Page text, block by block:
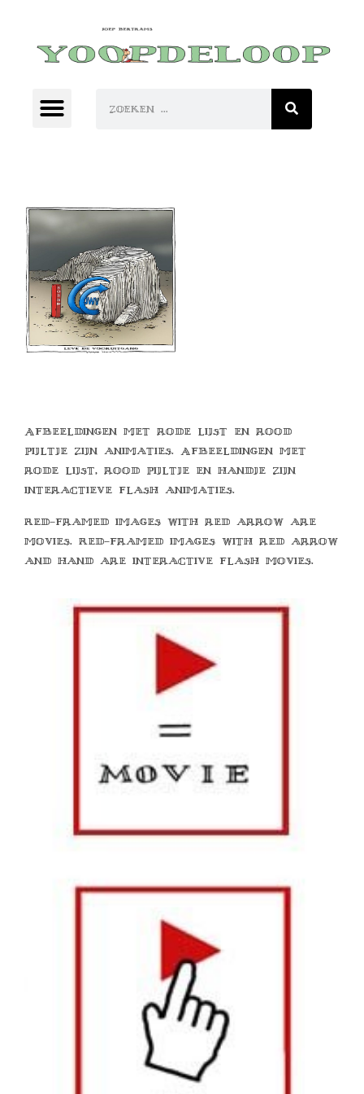
Afbeeldingen met rode lijst en rood
pijltje zijn animaties. Afbeeldingen met
rode lijst, rood pijltje en handje zijn
interactieve flash animaties.
Red-framed images with red arrow are
movies. Red-framed images with red arrow
and hand are interactive flash movies.